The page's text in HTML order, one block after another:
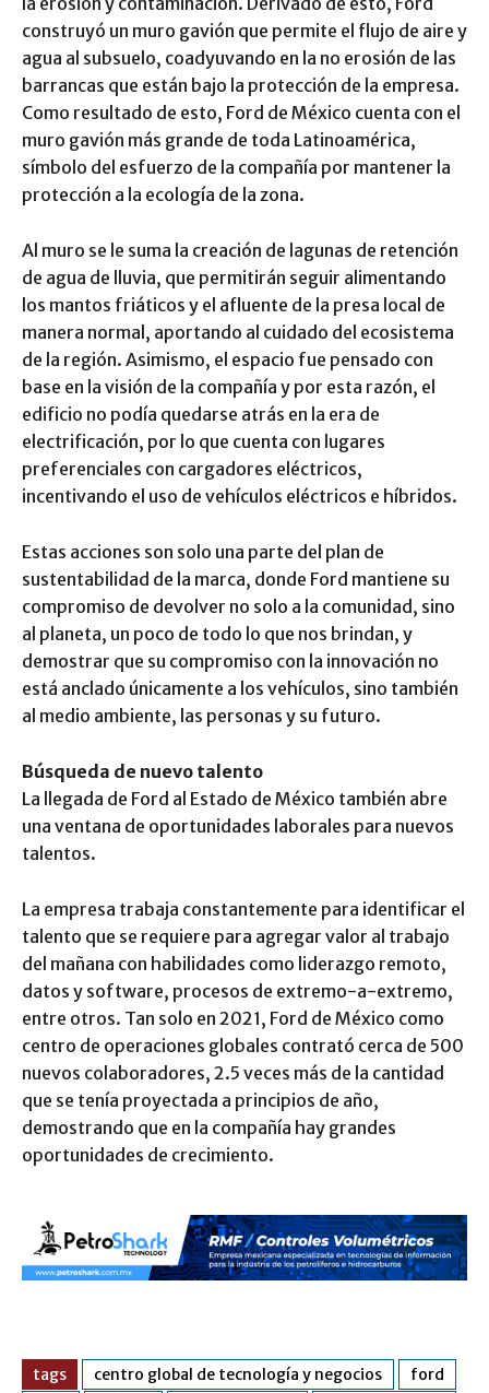
construyó un muro gavión que permite el flujo de aire y
agua al subsuelo, coadyuvando en la no erosión de las
barrancas que están bajo la protección de la empresa.
Como resultado de esto, Ford de México cuenta con el
muro gavión más grande de toda Latinoamérica,
símbolo del esfuerzo de la compañía por mantener la
protección a la ecología de la zona.
Al muro se le suma la creación de lagunas de retención
de agua de lluvia, que permitirán seguir alimentando
los mantos friáticos y el afluente de la presa local de
manera normal, aportando al cuidado del ecosistema
de la región. Asimismo, el espacio fue pensado con
base en la visión de la compañía y por esta razón, el
edificio no podía quedarse atrás en la era de
electrificación, por lo que cuenta con lugares
preferenciales con cargadores eléctricos,
incentivando el uso de vehículos eléctricos e híbridos.
Estas acciones son solo una parte del plan de
sustentabilidad de la marca, donde Ford mantiene su
compromiso de devolver no solo a la comunidad, sino
al planeta, un poco de todo lo que nos brindan, y
demostrar que su compromiso con la innovación no
está anclado únicamente a los vehículos, sino también
al medio ambiente, las personas y su futuro.
Búsqueda de nuevo talento
La llegada de Ford al Estado de México también abre
una ventana de oportunidades laborales para nuevos
talentos.
La empresa trabaja constantemente para identificar el
talento que se requiere para agregar valor al trabajo
del mañana con habilidades como liderazgo remoto,
datos y software, procesos de extremo-a-extremo,
entre otros. Tan solo en 2021, Ford de México como
centro de operaciones globales contrató cerca de 500
nuevos colaboradores, 2.5 veces más de la cantidad
que se tenía proyectada a principios de año,
demostrando que en la compañía hay grandes
oportunidades de crecimiento.
tags centro global de tecnología y negocios
ford